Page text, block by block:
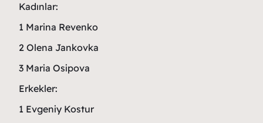
Kadınlar:
1 Marina Revenko
2 Olena Jankovka
3 Maria Osipova
Erkekler:
1 Evgeniy Kostur